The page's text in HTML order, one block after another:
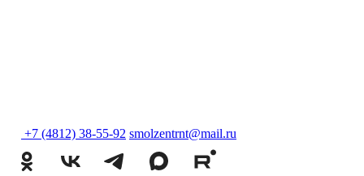
+7 (4812) 38-55-92 smolzentrnt@mail.ru